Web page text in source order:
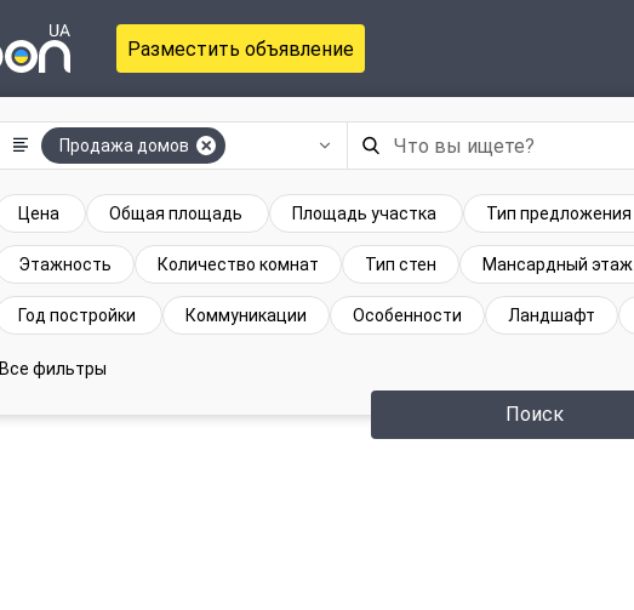
Разместить объявление
Продажа домов
Поиск
Цена Общая площадь Площадь участка Тип предложения
Этажность Количество комнат Тип стен Мансардный этаж
Год постройки Коммуникации Особенности Ландшафт
Все фильтры